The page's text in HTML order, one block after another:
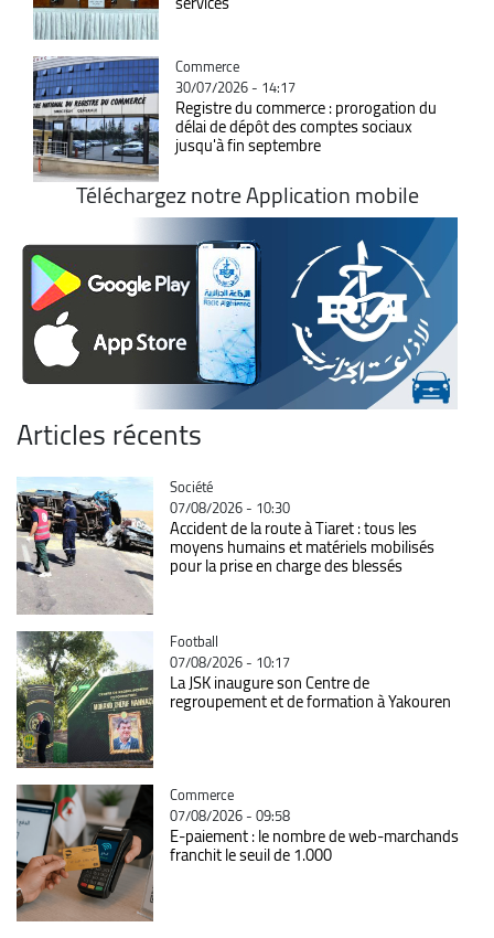
Catégorie
Commerce
30/07/2026 - 14:17
Registre du commerce : prorogation du
délai de dépôt des comptes sociaux
jusqu'à fin septembre
Téléchargez notre Application mobile
Articles récents
Catégorie
Société
07/08/2026 - 10:30
Accident de la route à Tiaret : tous les
moyens humains et matériels mobilisés
pour la prise en charge des blessés
Catégorie
Football
07/08/2026 - 10:17
La JSK inaugure son Centre de
regroupement et de formation à Yakouren
Catégorie
Commerce
07/08/2026 - 09:58
E-paiement : le nombre de web-marchands
franchit le seuil de 1.000